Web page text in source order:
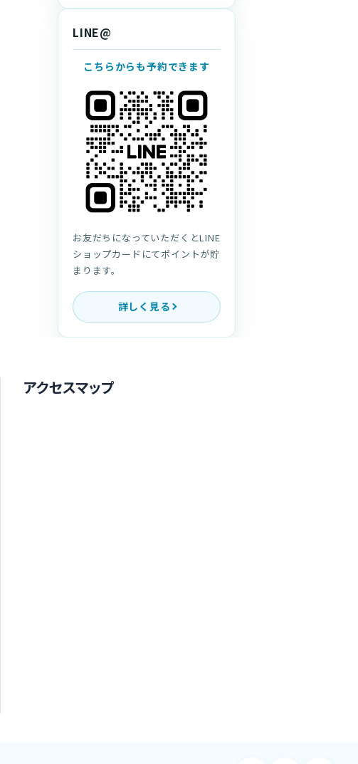
LINE@
こちらからも予約できます
お友だちになっていただくとLINE
ショップカードにてポイントが貯
まります。
詳しく見る
アクセスマップ